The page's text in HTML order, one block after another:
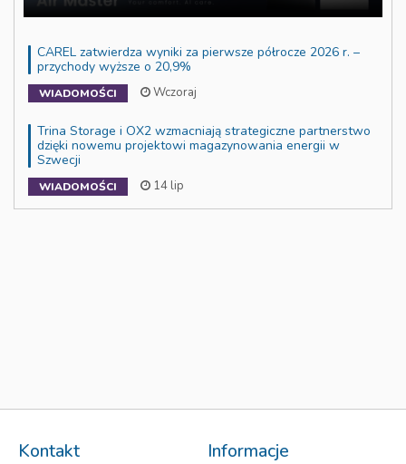
CAREL zatwierdza wyniki za pierwsze półrocze 2026 r. –
przychody wyższe o 20,9%
WIADOMOŚCI Wczoraj
Trina Storage i OX2 wzmacniają strategiczne partnerstwo
dzięki nowemu projektowi magazynowania energii w
Szwecji
WIADOMOŚCI 14 lip
Kontakt Informacje